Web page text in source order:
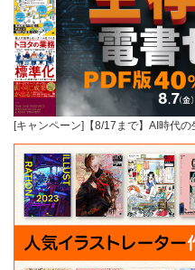
[キャンペーン]【8/17まで】AI時代